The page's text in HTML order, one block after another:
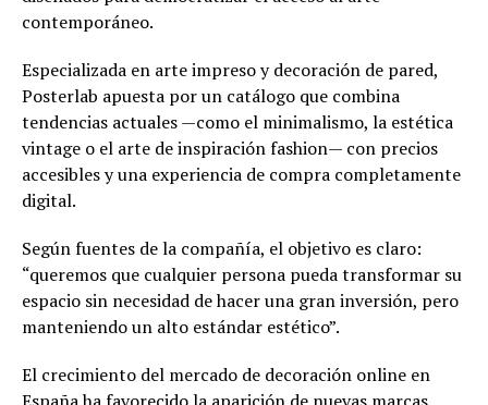
contemporáneo.
Especializada en arte impreso y decoración de pared,
Posterlab apuesta por un catálogo que combina
tendencias actuales —como el minimalismo, la estética
vintage o el arte de inspiración fashion— con precios
accesibles y una experiencia de compra completamente
digital.
Según fuentes de la compañía, el objetivo es claro:
“queremos que cualquier persona pueda transformar su
espacio sin necesidad de hacer una gran inversión, pero
manteniendo un alto estándar estético”.
El crecimiento del mercado de decoración online en